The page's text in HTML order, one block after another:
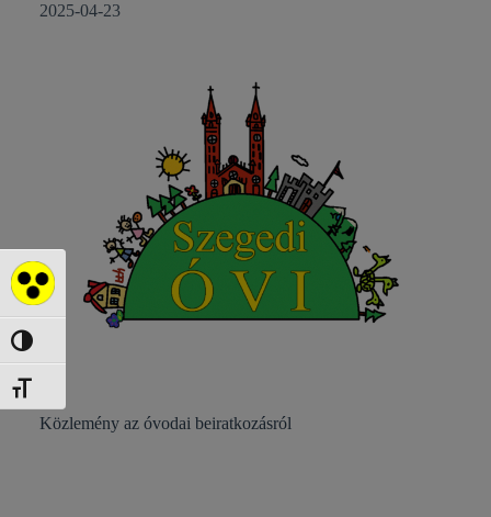
Akadálymentes mód
Nagy kontraszt váltása
Betűméret váltása
2025-04-23
Közlemény az óvodai beiratkozásról